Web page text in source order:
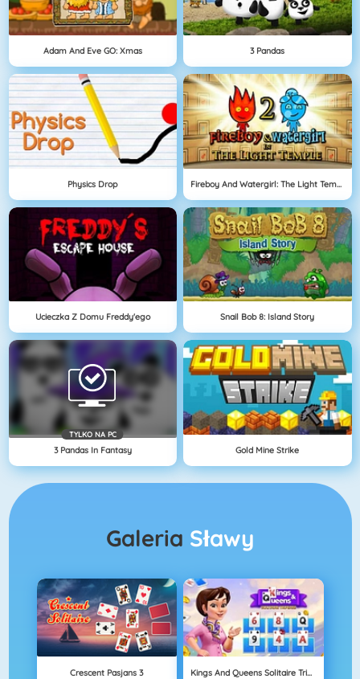
Adam And Eve GO: Xmas 3 Pandas
Physics Drop Fireboy And Watergirl: The Light Temple
Ucieczka Z Domu Freddy'ego Snail Bob 8: Island Story
TYLKO NA PC
3 Pandas In Fantasy Gold Mine Strike
Galeria Sławy
Crescent Pasjans 3 Kings And Queens Solitaire Tripeaks